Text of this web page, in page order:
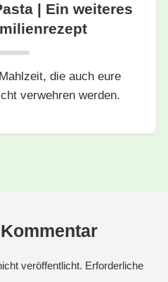
| Ein weiteres
die auch eure
verwehren werden.
veröffentlicht. Erforderliche